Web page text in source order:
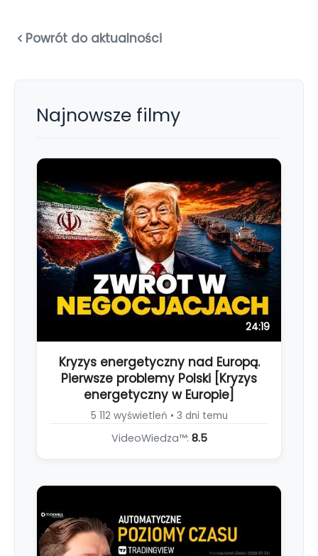
Powrót do aktualności
Najnowsze filmy
24:19
Kryzys energetyczny nad Europą.
Pierwsze problemy Polski [Kryzys
energetyczny w Europie]
5 112 wyświetleń • 3 dni temu
VideoWiedza™: 8.5